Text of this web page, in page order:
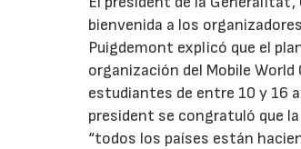
bienvenida a los
Puigdemont explicó que el
organización del Mobile
estudiantes de entre 10 y 16
president se congratuló que
“todos los países están